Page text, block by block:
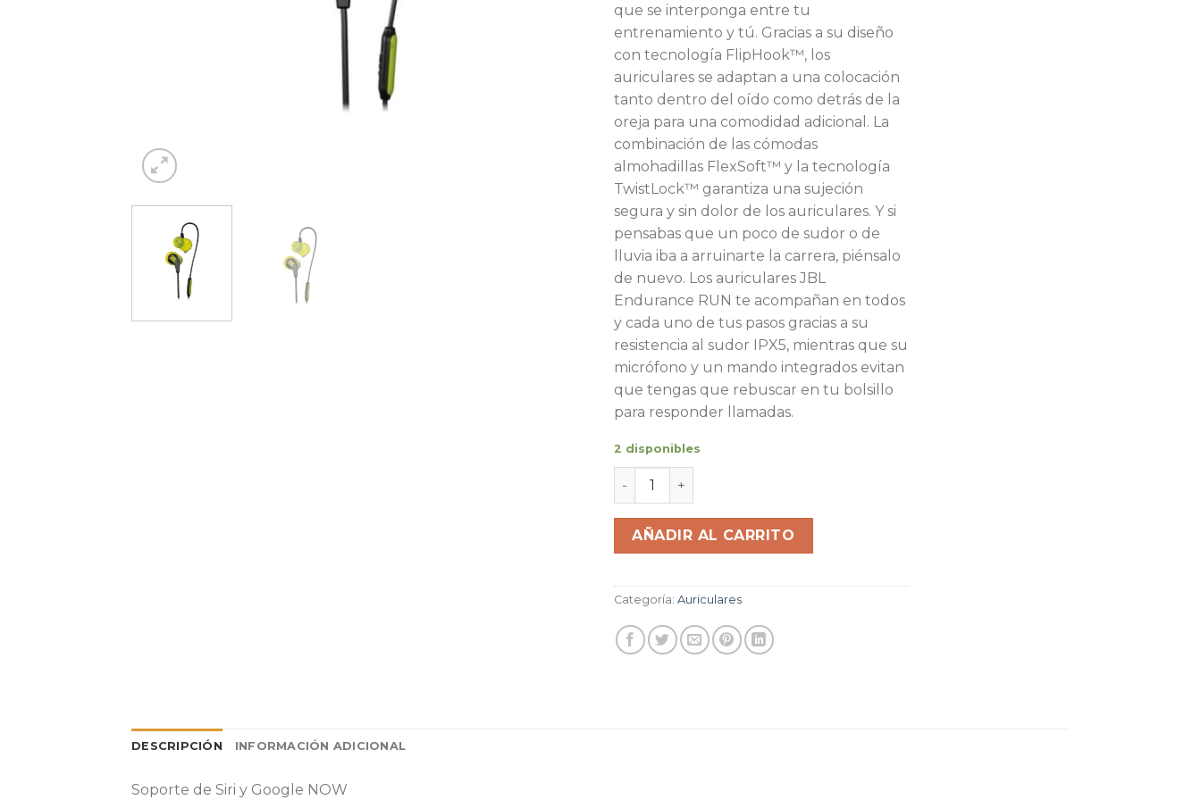
que se interponga entre tu
entrenamiento y tú. Gracias a su diseño
con tecnología FlipHook™, los
auriculares se adaptan a una colocación
tanto dentro del oído como detrás de la
oreja para una comodidad adicional. La
combinación de las cómodas
almohadillas FlexSoft™ y la tecnología
TwistLock™ garantiza una sujeción
segura y sin dolor de los auriculares. Y si
pensabas que un poco de sudor o de
lluvia iba a arruinarte la carrera, piénsalo
de nuevo. Los auriculares JBL
Endurance RUN te acompañan en todos
y cada uno de tus pasos gracias a su
resistencia al sudor IPX5, mientras que su
micrófono y un mando integrados evitan
que tengas que rebuscar en tu bolsillo
para responder llamadas.
2 disponibles
Auricular Audifono manos libre JBL Endurance Negro/Amarillo cantidad
AÑADIR AL CARRITO
Categoría: Auriculares
DESCRIPCIÓN INFORMACIÓN ADICIONAL
Soporte de Siri y Google NOW